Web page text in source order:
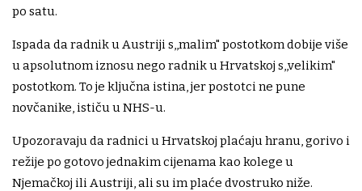
po satu.
Ispada da radnik u Austriji s,,malim" postotkom dobije više
u apsolutnom iznosu nego radnik u Hrvatskoj s,,velikim"
postotkom. To je ključna istina, jer postotci ne pune
novčanike, ističu u NHS-u.
Upozoravaju da radnici u Hrvatskoj plaćaju hranu, gorivo i
režije po gotovo jednakim cijenama kao kolege u
Njemačkoj ili Austriji, ali su im plaće dvostruko niže.